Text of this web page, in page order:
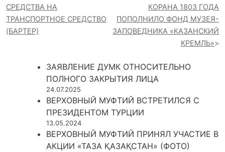
СРЕДСТВА НА
ТРАНСПОРТНОЕ СРЕДСТВО
(БАРТЕР)
КОРАНА 1803 ГОДА
ПОПОЛНИЛО ФОНД МУЗЕЯ-
ЗАПОВЕДНИКА «КАЗАНСКИЙ
КРЕМЛЬ»
ЗАЯВЛЕНИЕ ДУМК ОТНОСИТЕЛЬНО
ПОЛНОГО ЗАКРЫТИЯ ЛИЦА
24.07.2025
ВЕРХОВНЫЙ МУФТИЙ ВСТРЕТИЛСЯ С
ПРЕЗИДЕНТОМ ТУРЦИИ
13.05.2024
ВЕРХОВНЫЙ МУФТИЙ ПРИНЯЛ УЧАСТИЕ В
АКЦИИ «ТАЗА ҚАЗАҚСТАН» (ФОТО)